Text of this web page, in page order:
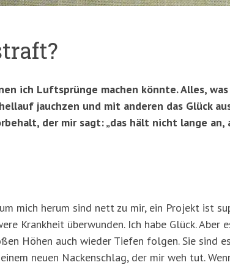
ich Luftsprünge machen könnte. Alles,
jauchzen und mit anderen das Glück
der mir sagt: „das hält nicht lange
mich herum sind nett zu mir, ein Projekt ist
Krankheit überwunden. Ich habe Glück. Aber
Höhen auch wieder Tiefen folgen. Sie sind
neuen Nackenschlag, der mir weh tut.